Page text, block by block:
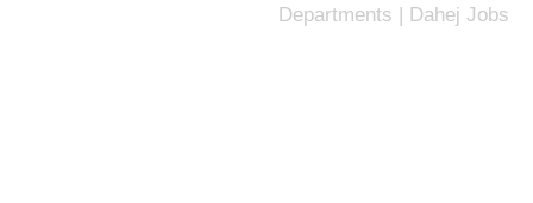
Departments | Dahej Jobs